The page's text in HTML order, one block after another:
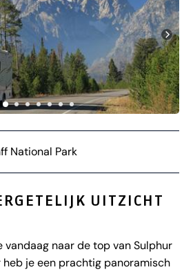
National Park
UITZICHT
vandaag naar de top van Sulphur
heb je een prachtig panoramisch